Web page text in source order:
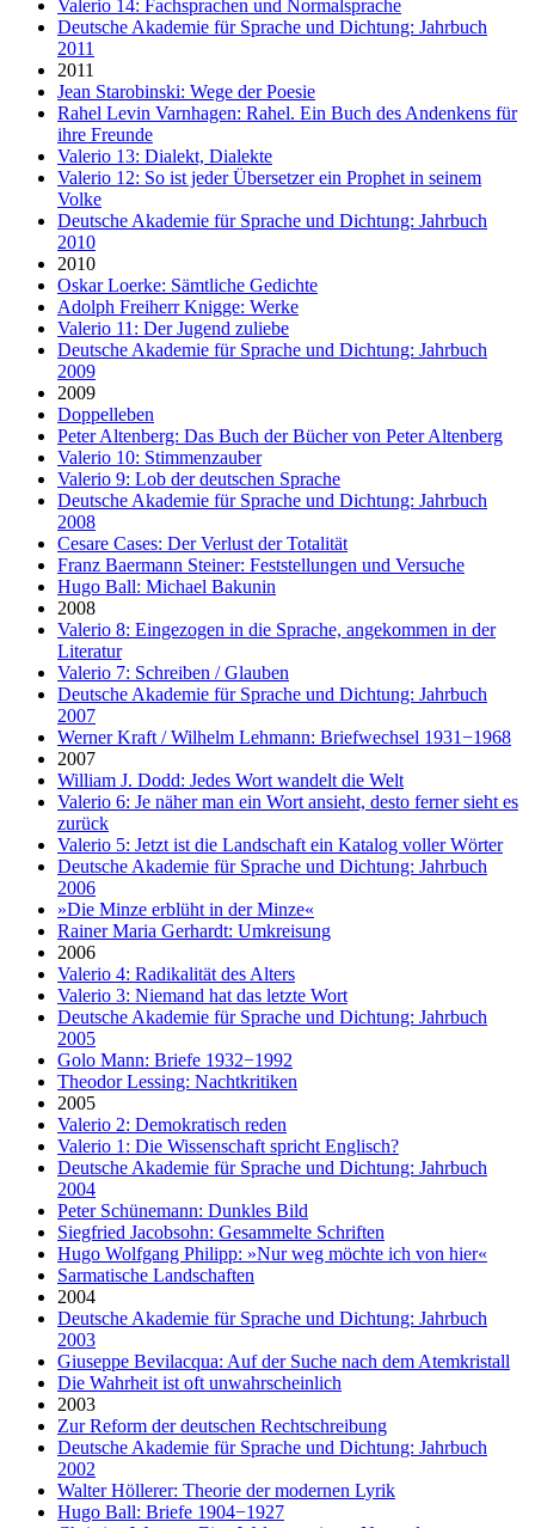
Valerio 14: Fachsprachen und Normalsprache
Deutsche Akademie für Sprache und Dichtung: Jahrbuch
2011
2011
Jean Starobinski: Wege der Poesie
Rahel Levin Varnhagen: Rahel. Ein Buch des Andenkens für
ihre Freunde
Valerio 13: Dialekt, Dialekte
Valerio 12: So ist jeder Übersetzer ein Prophet in seinem
Volke
Deutsche Akademie für Sprache und Dichtung: Jahrbuch
2010
2010
Oskar Loerke: Sämtliche Gedichte
Adolph Freiherr Knigge: Werke
Valerio 11: Der Jugend zuliebe
Deutsche Akademie für Sprache und Dichtung: Jahrbuch
2009
2009
Doppelleben
Peter Altenberg: Das Buch der Bücher von Peter Altenberg
Valerio 10: Stimmenzauber
Valerio 9: Lob der deutschen Sprache
Deutsche Akademie für Sprache und Dichtung: Jahrbuch
2008
Cesare Cases: Der Verlust der Totalität
Franz Baermann Steiner: Feststellungen und Versuche
Hugo Ball: Michael Bakunin
2008
Valerio 8: Eingezogen in die Sprache, angekommen in der
Literatur
Valerio 7: Schreiben / Glauben
Deutsche Akademie für Sprache und Dichtung: Jahrbuch
2007
Werner Kraft / Wilhelm Lehmann: Briefwechsel 1931−1968
2007
William J. Dodd: Jedes Wort wandelt die Welt
Valerio 6: Je näher man ein Wort ansieht, desto ferner sieht es
zurück
Valerio 5: Jetzt ist die Landschaft ein Katalog voller Wörter
Deutsche Akademie für Sprache und Dichtung: Jahrbuch
2006
»Die Minze erblüht in der Minze«
Rainer Maria Gerhardt: Umkreisung
2006
Valerio 4: Radikalität des Alters
Valerio 3: Niemand hat das letzte Wort
Deutsche Akademie für Sprache und Dichtung: Jahrbuch
2005
Golo Mann: Briefe 1932−1992
Theodor Lessing: Nachtkritiken
2005
Valerio 2: Demokratisch reden
Valerio 1: Die Wissenschaft spricht Englisch?
Deutsche Akademie für Sprache und Dichtung: Jahrbuch
2004
Peter Schünemann: Dunkles Bild
Siegfried Jacobsohn: Gesammelte Schriften
Hugo Wolfgang Philipp: »Nur weg möchte ich von hier«
Sarmatische Landschaften
2004
Deutsche Akademie für Sprache und Dichtung: Jahrbuch
2003
Giuseppe Bevilacqua: Auf der Suche nach dem Atemkristall
Die Wahrheit ist oft unwahrscheinlich
2003
Zur Reform der deutschen Rechtschreibung
Deutsche Akademie für Sprache und Dichtung: Jahrbuch
2002
Walter Höllerer: Theorie der modernen Lyrik
Hugo Ball: Briefe 1904−1927